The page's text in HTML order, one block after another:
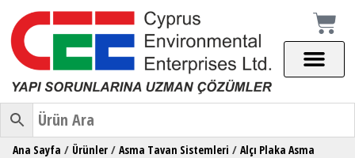
Ana Sayfa / Ürünler / Asma Tavan Sistemleri / Alçı Plaka Asma